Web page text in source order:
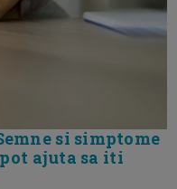
si simptome
ajuta sa iti